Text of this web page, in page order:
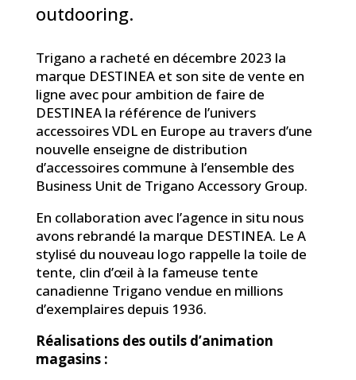
outdooring.
Trigano a racheté en décembre 2023 la
marque DESTINEA et son site de vente en
ligne avec pour ambition de faire de
DESTINEA la référence de l’univers
accessoires VDL en Europe au travers d’une
nouvelle enseigne de distribution
d’accessoires commune à l’ensemble des
Business Unit de Trigano Accessory Group.
En collaboration avec l’agence in situ nous
avons rebrandé la marque DESTINEA. Le A
stylisé du nouveau logo rappelle la toile de
tente, clin d’œil à la fameuse tente
canadienne Trigano vendue en millions
d’exemplaires depuis 1936.
Réalisations des outils d’animation
magasins :